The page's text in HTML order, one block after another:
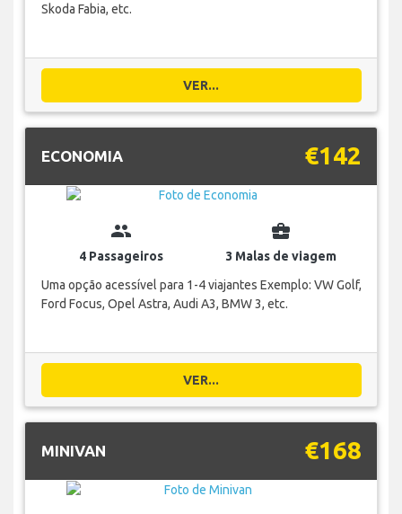
Skoda Fabia, etc.
VER...
ECONOMIA €142
group
4 Passageiros
business_center
3 Malas de viagem
Uma opção acessível para 1-4 viajantes Exemplo: VW Golf,
Ford Focus, Opel Astra, Audi A3, BMW 3, etc.
VER...
MINIVAN €168